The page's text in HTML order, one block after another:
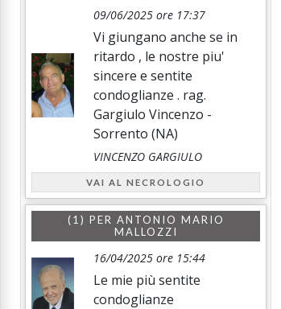
09/06/2025 ore 17:37
Vi giungano anche se in
ritardo , le nostre piu'
sincere e sentite
condoglianze . rag.
Gargiulo Vincenzo -
Sorrento (NA)
VINCENZO GARGIULO
VAI AL NECROLOGIO
(1) PER ANTONIO MARIO
MALLOZZI
16/04/2025 ore 15:44
Le mie più sentite
condoglianze